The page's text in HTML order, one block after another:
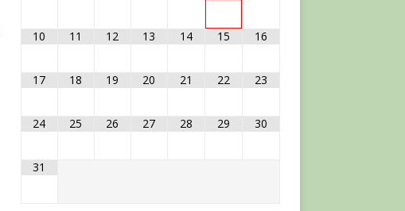
10 11 12 13 14 15 16
17 18 19 20 21 22 23
24 25 26 27 28 29 30
31